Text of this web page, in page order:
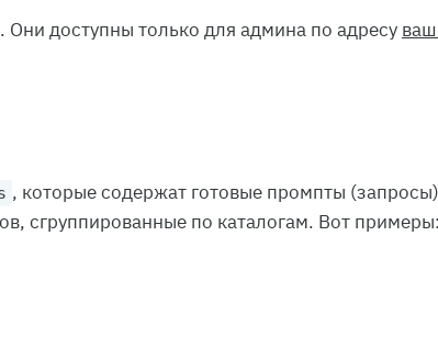
доступны только для админа по адресу
, которые содержат готовые промпты
сгруппированные по каталогам. Вот примеры: